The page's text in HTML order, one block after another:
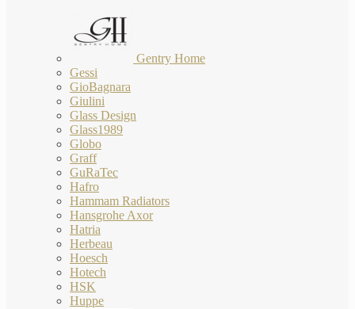
Gentry Home
Gessi
GioBagnara
Giulini
Glass Design
Glass1989
Globo
Graff
GuRaTec
Hafro
Hammam Radiators
Hansgrohe Axor
Hatria
Herbeau
Hoesch
Hotech
HSK
Huppe